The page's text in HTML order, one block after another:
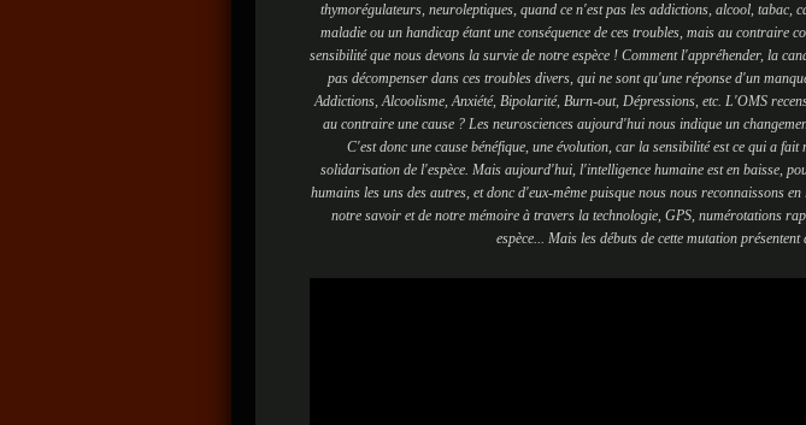
thymorégulateurs, neuroleptiques, quand ce n'est pas les addictions, alcool, tabac,
maladie ou un handicap étant une conséquence de ces troubles, mais au contraire
sensibilité que nous devons la survie de notre espèce ! Comment l'appréhender, la
pas décompenser dans ces troubles divers, qui ne sont qu'une réponse d'un
Addictions, Alcoolisme, Anxiété, Bipolarité, Burn-out, Dépressions, etc. L'OMS
au contraire une cause ? Les neurosciences aujourd'hui nous indique un
C'est donc une cause bénéfique, une évolution, car la sensibilité est ce qui a
solidarisation de l'espèce. Mais aujourd'hui, l'intelligence humaine est en baisse,
humains les uns des autres, et donc d'eux-même puisque nous nous reconnaissons
notre savoir et de notre mémoire à travers la technologie, GPS, numérotations
espèce... Mais les débuts de cette mutation